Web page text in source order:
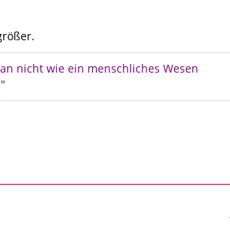
nicht wie ein menschliches Wesen